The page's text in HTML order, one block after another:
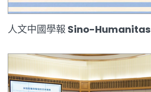
人文中國學報 Sino-Humanitas